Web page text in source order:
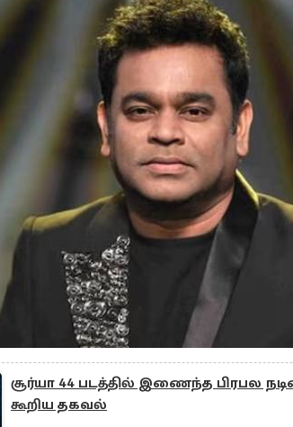
சூர்யா 44 படத்தில் இணைந்த பிரபல
கூறிய தகவல்